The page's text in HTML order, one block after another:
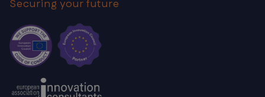
Securing your future